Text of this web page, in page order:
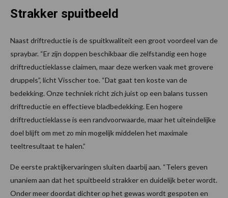
Strakker spuitbeeld
Naast driftreductie is de spuitkwaliteit een groot voordeel van de
spraybar. “Er zijn doppen beschikbaar die zelfstandig een hoge
driftreductieklasse claimen, maar deze werken vaak met grovere
druppels”, licht Visscher toe. “Dat gaat ten koste van de
bedekking. Onze techniek richt zich juist op een balans tussen
driftreductie en effectieve bladbedekking. Een hogere
driftreductieklasse is een randvoorwaarde, maar het uiteindelijke
doel blijft om met zo min mogelijk middelen het maximale
teeltresultaat te halen.”
De eerste praktijkervaringen sluiten daarbij aan. “Telers geven
unaniem aan dat het spuitbeeld strakker en duidelijk beter wordt.
Onder meer doordat dichter op het gewas wordt gespoten en